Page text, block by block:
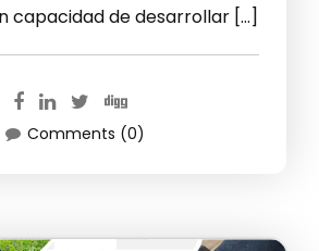
capacidad de desarrollar […]
Comments (0)